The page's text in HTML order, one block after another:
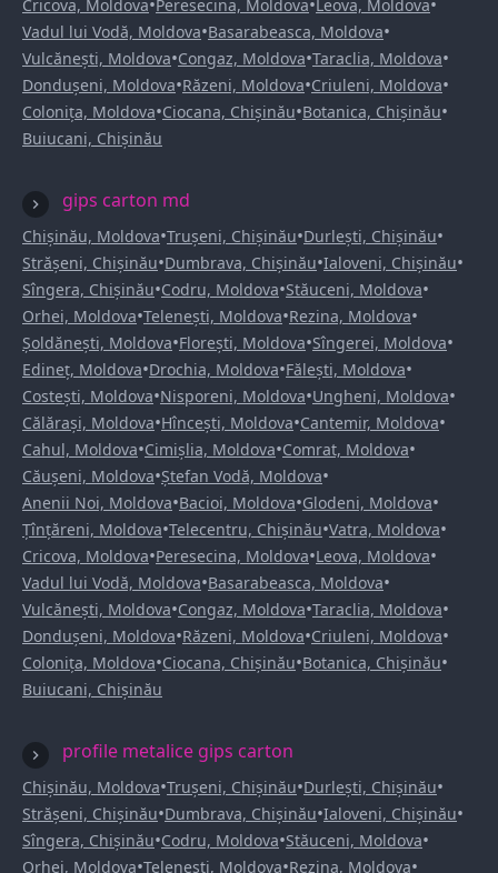
Cricova, Moldova Peresecina, Moldova Leova, Moldova
Vadul lui Vodă, Moldova•Basarabeasca, Moldova•
Vulcănești, Moldova•Congaz, Moldova•Taraclia, Moldova•
Dondușeni, Moldova•Răzeni, Moldova•Criuleni, Moldova•
Colonița, Moldova•Ciocana, Chișinău•Botanica, Chișinău•
Buiucani, Chișinău
gips carton md
Chișinău, Moldova•Trușeni, Chișinău•Durlești, Chișinău•
Strășeni, Chișinău•Dumbrava, Chișinău•Ialoveni, Chișinău•
Sîngera, Chișinău•Codru, Moldova•Stăuceni, Moldova•
Orhei, Moldova•Telenești, Moldova•Rezina, Moldova•
Șoldănești, Moldova•Florești, Moldova•Sîngerei, Moldova•
Edineț, Moldova•Drochia, Moldova•Fălești, Moldova•
Costești, Moldova•Nisporeni, Moldova•Ungheni, Moldova•
Călărași, Moldova•Hîncești, Moldova•Cantemir, Moldova•
Cahul, Moldova•Cimișlia, Moldova•Comrat, Moldova•
Căușeni, Moldova•Ștefan Vodă, Moldova•
Anenii Noi, Moldova•Bacioi, Moldova•Glodeni, Moldova•
Țînțăreni, Moldova•Telecentru, Chișinău•Vatra, Moldova•
Cricova, Moldova•Peresecina, Moldova•Leova, Moldova•
Vadul lui Vodă, Moldova•Basarabeasca, Moldova•
Vulcănești, Moldova•Congaz, Moldova•Taraclia, Moldova•
Dondușeni, Moldova•Răzeni, Moldova•Criuleni, Moldova•
Colonița, Moldova•Ciocana, Chișinău•Botanica, Chișinău•
Buiucani, Chișinău
profile metalice gips carton
Chișinău, Moldova•Trușeni, Chișinău•Durlești, Chișinău•
Strășeni, Chișinău•Dumbrava, Chișinău•Ialoveni, Chișinău•
Sîngera, Chișinău•Codru, Moldova•Stăuceni, Moldova•
Orhei, Moldova•Telenești, Moldova•Rezina, Moldova•